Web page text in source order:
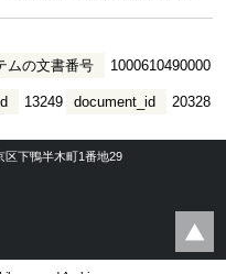
ムの文書番号 1000610490000
document_id 20328
13249
区下鴨半木町1番地29